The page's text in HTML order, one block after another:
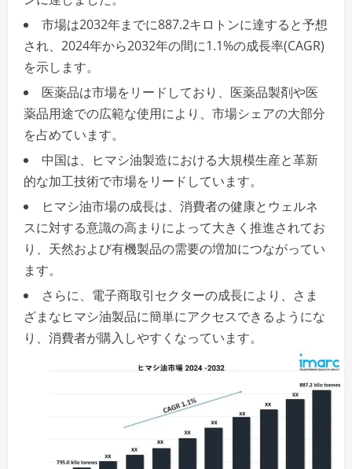
市場は2032年までに887.2キロトンに達すると予想
され、2024年から2032年の間に1.1%の成長率(CAGR)
を示します。
医薬品は市場をリードしており、医薬品製剤や医
薬品用途での広範な使用により、市場シェアの大部分
を占めています。
中国は、ヒマシ油製造における大規模生産と革新
的な加工技術で市場をリードしています。
ヒマシ油市場の成長は、消費者の健康とウェルネ
スに対する意識の高まりによって大きく推進されてお
り、天然および有機製品の需要の増加につながってい
ます。
さらに、電子商取引セクターの成長により、さま
ざまなヒマシ油製品に簡単にアクセスできるようにな
り、消費者が購入しやすくなっています。